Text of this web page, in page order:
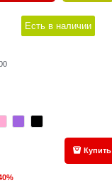
Есть в наличии
Купить